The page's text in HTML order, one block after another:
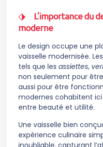
L’importance du
moderne
Le design occupe une
vaisselle modernisée. Les
tels que les assiettes,
non seulement pour
aussi pour être
modernes cohabitent
entre beauté et utilité.
Une vaisselle bien
expérience culinaire
inoubliable, capturant